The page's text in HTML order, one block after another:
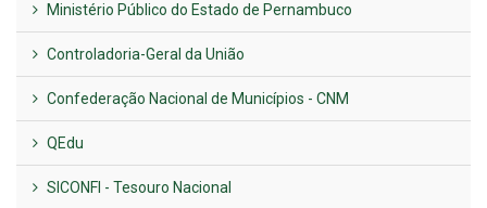
Ministério Público do Estado de Pernambuco
Controladoria-Geral da União
Confederação Nacional de Municípios - CNM
QEdu
SICONFI - Tesouro Nacional